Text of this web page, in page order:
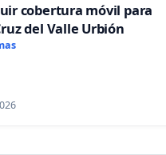
cobertura móvil para
del Valle Urbión